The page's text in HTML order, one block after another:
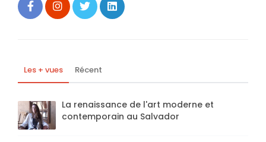
Les + vues Récent
La renaissance de l'art moderne et
contemporain au Salvador